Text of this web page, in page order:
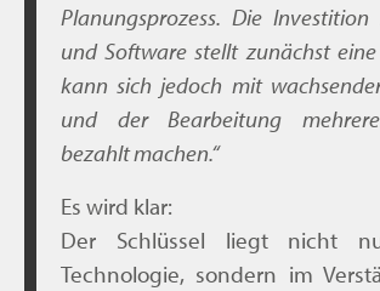
Planungsprozess. Die
und Software stellt zunächst
kann sich jedoch mit
und der Bearbeitung
bezahlt machen.“
Es wird klar:
Der Schlüssel liegt nicht
Technologie, sondern im